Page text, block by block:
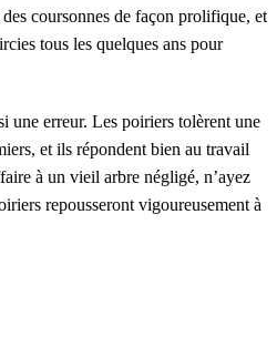
coursonnes de façon prolifique, et
tous les quelques ans pour
une erreur. Les poiriers tolèrent une
et ils répondent bien au travail
à un vieil arbre négligé, n’ayez
repousseront vigoureusement à